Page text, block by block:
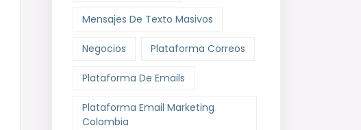
Mensajes De Texto Masivos
Negocios Plataforma Correos
Plataforma De Emails
Plataforma Email Marketing
Colombia